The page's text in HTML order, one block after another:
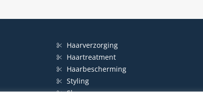
Haarverzorging
Haartreatment
Haarbescherming
Styling
Shampoo